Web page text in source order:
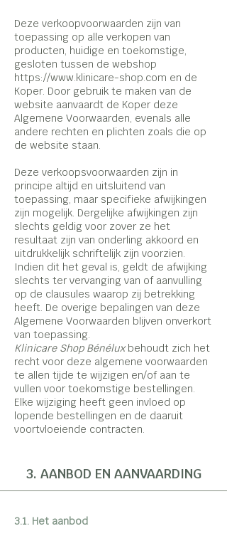
Deze verkoopvoorwaarden zijn van
toepassing op alle verkopen van
producten, huidige en toekomstige,
gesloten tussen de webshop
https://www.klinicare-shop.com en de
Koper. Door gebruik te maken van de
website aanvaardt de Koper deze
Algemene Voorwaarden, evenals alle
andere rechten en plichten zoals die op
de website staan.
Deze verkoopsvoorwaarden zijn in
principe altijd en uitsluitend van
toepassing, maar specifieke afwijkingen
zijn mogelijk. Dergelijke afwijkingen zijn
slechts geldig voor zover ze het
resultaat zijn van onderling akkoord en
uitdrukkelijk schriftelijk zijn voorzien.
Indien dit het geval is, geldt de afwijking
slechts ter vervanging van of aanvulling
op de clausules waarop zij betrekking
heeft. De overige bepalingen van deze
Algemene Voorwaarden blijven onverkort
van toepassing.
Klinicare Shop Bénélux behoudt zich het
recht voor deze algemene voorwaarden
te allen tijde te wijzigen en/of aan te
vullen voor toekomstige bestellingen.
Elke wijziging heeft geen invloed op
lopende bestellingen en de daaruit
voortvloeiende contracten.
3. AANBOD EN AANVAARDING
3.1. Het aanbod